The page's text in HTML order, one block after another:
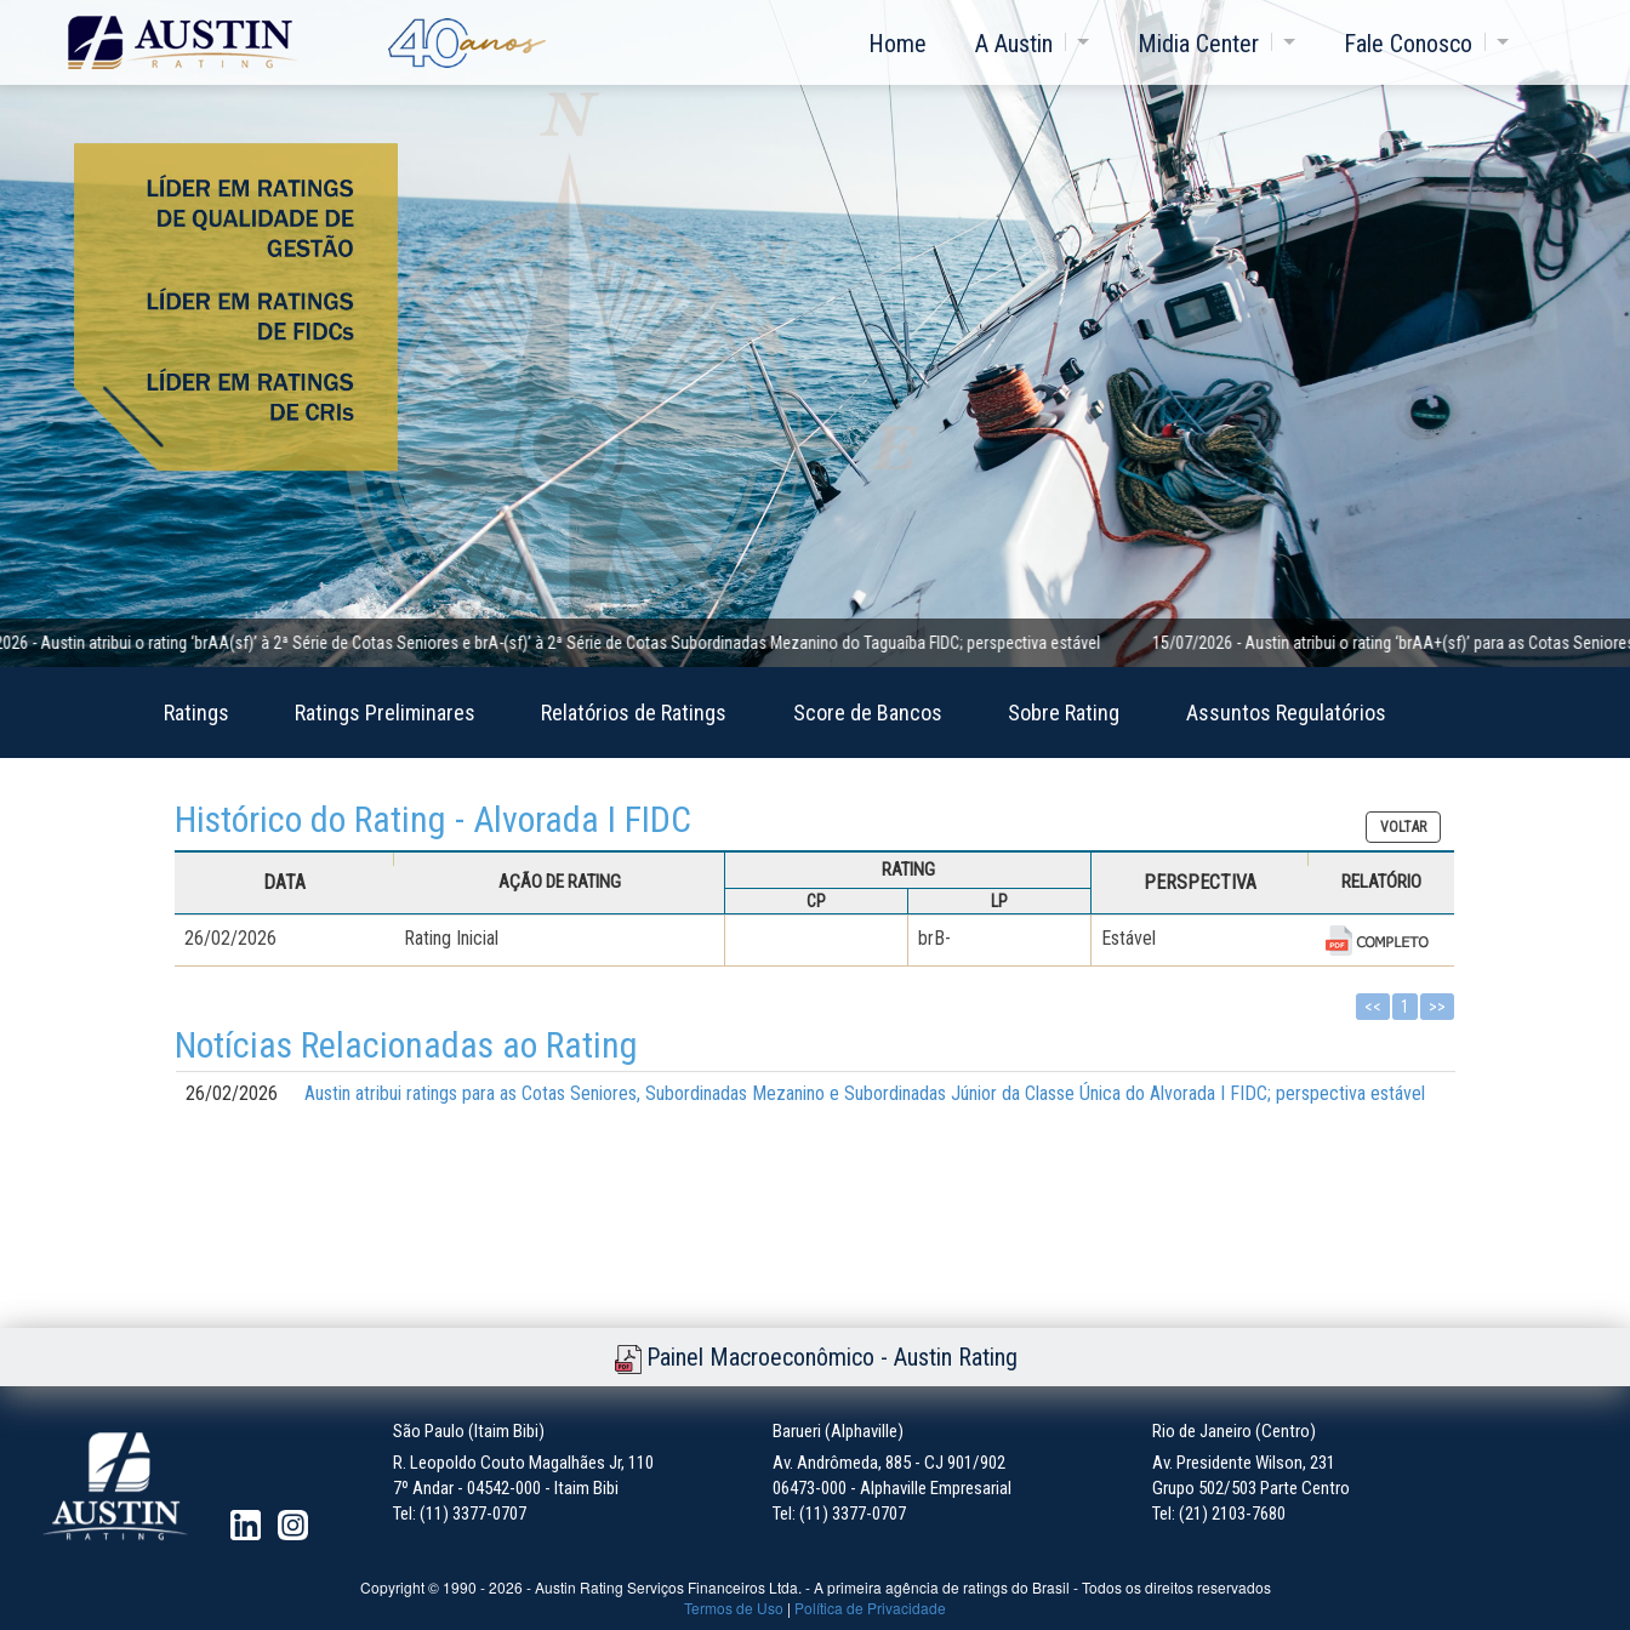
Home A Austin Midia Center Fale Conosco
atribui o rating ‘brAA(sf)’ à 2ª Série de Cotas Seniores e brA-(sf)’ à 2ª Série de Cotas Subordinadas Mezanino do Taguaíba FIDC; perspectiva estável 15/07/2026 - Austin atribui o rating ‘brAA+(sf)’ para as Cotas Seniores da
Ratings Ratings Preliminares Relatórios de Ratings Score de Bancos Sobre Rating Assuntos Regulatórios
Histórico do Rating - Alvorada I FIDC VOLTAR
DATA AÇÃO DE RATING
RATING
PERSPECTIVA RELATÓRIO
CP LP
26/02/2026 Rating Inicial brB- Estável
<< 1 >>
Notícias Relacionadas ao Rating
26/02/2026 Austin atribui ratings para as Cotas Seniores, Subordinadas Mezanino e Subordinadas Júnior da Classe Única do Alvorada I FIDC; perspectiva estável
Painel Macroeconômico - Austin Rating
São Paulo (Itaim Bibi)
R. Leopoldo Couto Magalhães Jr, 110
7º Andar - 04542-000 - Itaim Bibi
Tel: (11) 3377-0707
Barueri (Alphaville)
Av. Andrômeda, 885 - CJ 901/902
06473-000 - Alphaville Empresarial
Tel: (11) 3377-0707
Rio de Janeiro (Centro)
Av. Presidente Wilson, 231
Grupo 502/503 Parte Centro
Tel: (21) 2103-7680
Copyright © 1990 -2026 - Austin Rating Serviços Financeiros Ltda. - A primeira agência de ratings do Brasil - Todos os direitos reservados
Termos de Uso | Política de Privacidade